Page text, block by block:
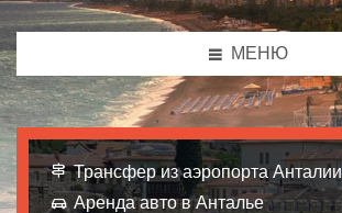
МЕНЮ
Трансфер из аэропорта Анталии
Аренда авто в Анталье